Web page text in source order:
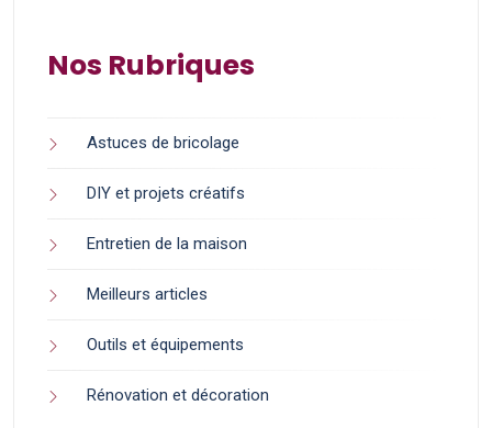
Nos Rubriques
Astuces de bricolage
DIY et projets créatifs
Entretien de la maison
Meilleurs articles
Outils et équipements
Rénovation et décoration